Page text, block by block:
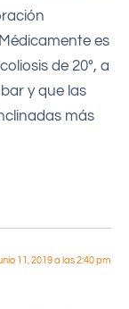
es
de 20º, a
y que las
más
11, 2019 a las 2:40 pm